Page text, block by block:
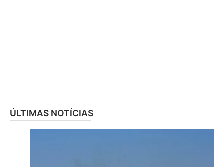
ÚLTIMAS NOTÍCIAS